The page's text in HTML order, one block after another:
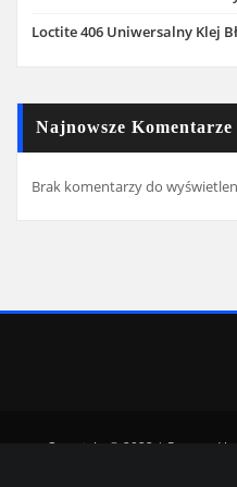
Loctite 406 Uniwersalny Klej
Najnowsze Komentarze
Brak komentarzy do
Copyright © 2022 | Powered by